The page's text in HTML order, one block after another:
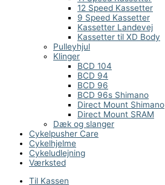
12 Speed Kassetter
9 Speed Kassetter
Kassetter Landevej
Kassetter til XD Body
Pulleyhjul
Klinger
BCD 104
BCD 94
BCD 96
BCD 96s Shimano
Direct Mount Shimano
Direct Mount SRAM
Dæk og slanger
Cykelpusher Care
Cykelhjelme
Cykeludlejning
Værksted
Til Kassen